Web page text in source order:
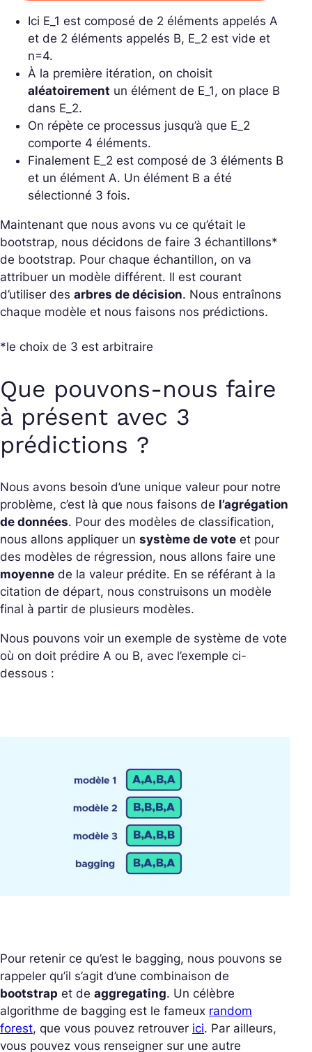
Ici E_1 est composé de 2 éléments appelés A
et de 2 éléments appelés B, E_2 est vide et
n=4.
À la première itération, on choisit
aléatoirement un élément de E_1, on place B
dans E_2.
On répète ce processus jusqu’à que E_2
comporte 4 éléments.
Finalement E_2 est composé de 3 éléments B
et un élément A. Un élément B a été
sélectionné 3 fois.
Maintenant que nous avons vu ce qu’était le
bootstrap, nous décidons de faire 3 échantillons*
de bootstrap. Pour chaque échantillon, on va
attribuer un modèle différent. Il est courant
d’utiliser des arbres de décision. Nous entraînons
chaque modèle et nous faisons nos prédictions.
*le choix de 3 est arbitraire
Que pouvons-nous faire
à présent avec 3
prédictions ?
Nous avons besoin d’une unique valeur pour notre
problème, c’est là que nous faisons de l’agrégation
de données. Pour des modèles de classification,
nous allons appliquer un système de vote et pour
des modèles de régression, nous allons faire une
moyenne de la valeur prédite. En se référant à la
citation de départ, nous construisons un modèle
final à partir de plusieurs modèles.
Nous pouvons voir un exemple de système de vote
où on doit prédire A ou B, avec l’exemple ci-
dessous :
Pour retenir ce qu’est le bagging, nous pouvons se
rappeler qu’il s’agit d’une combinaison de
bootstrap et de aggregating. Un célèbre
algorithme de bagging est le fameux random
forest, que vous pouvez retrouver ici. Par ailleurs,
vous pouvez vous renseigner sur une autre